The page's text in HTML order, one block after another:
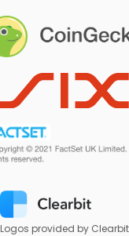
Logos provided by Clearbit